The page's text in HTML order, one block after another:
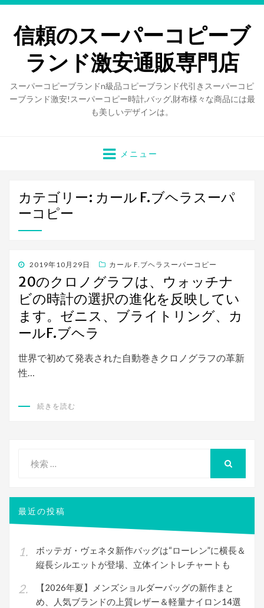
信頼のスーパーコピーブ
ランド激安通販専門店
スーパーコピーブランドn級品コピーブランド代引きスーパーコピ
ーブランド激安!スーパーコピー時計,バッグ,財布様々な商品には最
も美しいデザインは。
メニュー
カテゴリー: カール F.ブヘラスーパ
ーコピー
投
稿
日:
2019年10月29日 カール F.ブヘラスーパーコピー
20のクロノグラフは、ウォッチナ
ビの時計の選択の進化を反映してい
ます。ゼニス、ブライトリング、カ
ールF.ブヘラ
世界で初めて発表された自動巻きクロノグラフの革新
性…
続きを読む
象:
最近の投稿
ボッテガ・ヴェネタ新作バッグは“ローレン”に横長＆
縦長シルエットが登場、立体イントレチャートも
【2026年夏】メンズショルダーバッグの新作まと
め、人気ブランドの上質レザー＆軽量ナイロン14選